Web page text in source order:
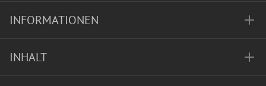
INFORMATIONEN
INHALT